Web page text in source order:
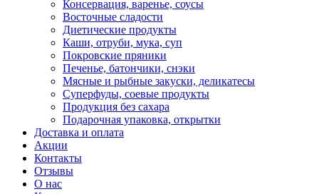
Консервация, варенье, соусы
Восточные сладости
Диетические продукты
Каши, отруби, мука, суп
Покровские пряники
Печенье, батончики, снэки
Мясные и рыбные закуски, деликатесы
Суперфуды, соевые продукты
Продукция без сахара
Подарочная упаковка, открытки
Доставка и оплата
Акции
Контакты
Отзывы
О нас